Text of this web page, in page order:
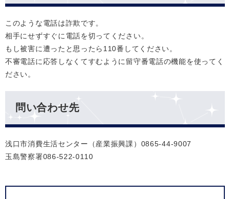
このような電話は詐欺です。
相手にせずすぐに電話を切ってください。
もし被害に遭ったと思ったら110番してください。
不審電話に応答しなくてすむように留守番電話の機能を使ってく
ださい。
問い合わせ先
浅口市消費生活センター（産業振興課）0865-44-9007
玉島警察署086-522-0110